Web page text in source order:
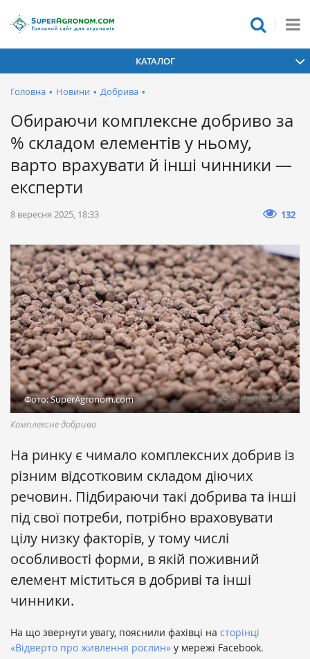
КАТАЛОГ
Головна • Новини • Добрива •
Обираючи комплексне добриво за
% складом елементів у ньому,
варто врахувати й інші чинники —
експерти
8 вересня 2025, 18:33 132
Фото: SuperAgronom.com
Комплексне добриво
На ринку є чимало комплексних добрив із
різним відсотковим складом діючих
речовин. Підбираючи такі добрива та інші
під свої потреби, потрібно враховувати
цілу низку факторів, у тому числі
особливості форми, в якій поживний
елемент міститься в добриві та інші
чинники.
На що звернути увагу, пояснили фахівці на сторінці
«Відверто про живлення рослин» у мережі Facebook.